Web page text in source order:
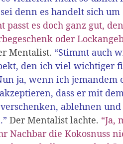
denn es handelt sich
passt es doch ganz gut,
oder
Mentalist. “Stimmt auch
den ich viel wichtiger
ja, wenn ich jemandem
dass er mit
ablehnen
Der Mentalist lachte. “Ja,
Nachbar die Kokosnuss